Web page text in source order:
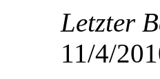
Letzter
11/4/